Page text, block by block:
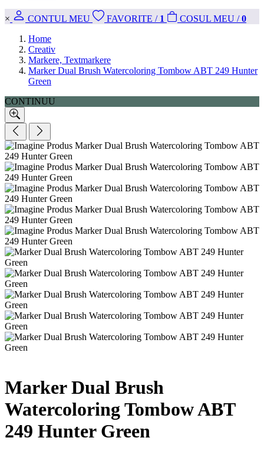
× CONTUL MEU FAVORITE / 1 COSUL MEU / 0
Home
Creativ
Markere, Textmarkere
Marker Dual Brush Watercoloring Tombow ABT 249 Hunter
Green
CONTINUU
Marker Dual Brush
Watercoloring Tombow ABT
249 Hunter Green